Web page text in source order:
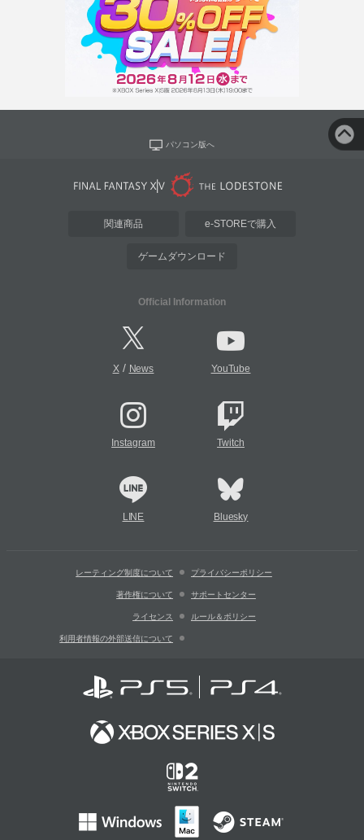
パソコン版へ
関連商品 e-STOREで購入
ゲームダウンロード
Official Information
X/ News YouTube
Instagram Twitch
LINE Bluesky
レーティング制度について プライバシーポリシー
著作権について サポートセンター
ライセンス ルール＆ポリシー
利用者情報の外部送信について